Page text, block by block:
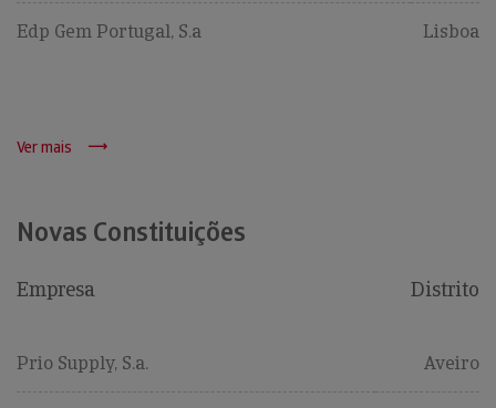
Edp Gem Portugal, S.a Lisboa
Ver mais
Novas Constituições
Empresa Distrito
Prio Supply, S.a. Aveiro